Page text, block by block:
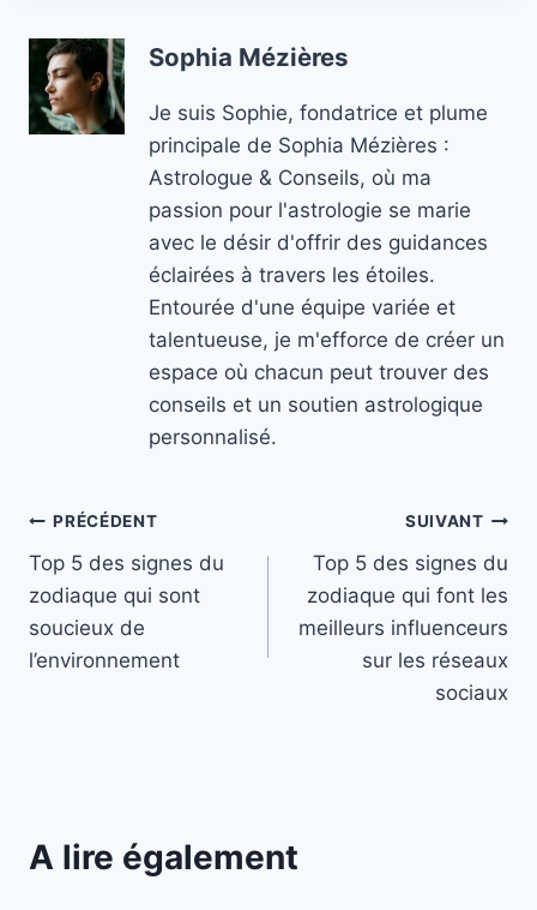
Sophia Mézières
Je suis Sophie, fondatrice et plume
principale de Sophia Mézières :
Astrologue & Conseils, où ma
passion pour l'astrologie se marie
avec le désir d'offrir des guidances
éclairées à travers les étoiles.
Entourée d'une équipe variée et
talentueuse, je m'efforce de créer un
espace où chacun peut trouver des
conseils et un soutien astrologique
personnalisé.
Navigation
de
l’article
PRÉCÉDENT
Top 5 des signes du
zodiaque qui sont
soucieux de
l’environnement
SUIVANT
Top 5 des signes du
zodiaque qui font les
meilleurs influenceurs
sur les réseaux
sociaux
A lire également